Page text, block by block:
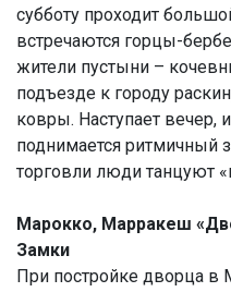
субботу проходит
встречаются горцы-
жители пустыни –
подъезде к городу
ковры. Наступает вечер,
поднимается ритмичный
торговли люди танцуют
Марокко, Марракеш
Замки
При постройке дворца в